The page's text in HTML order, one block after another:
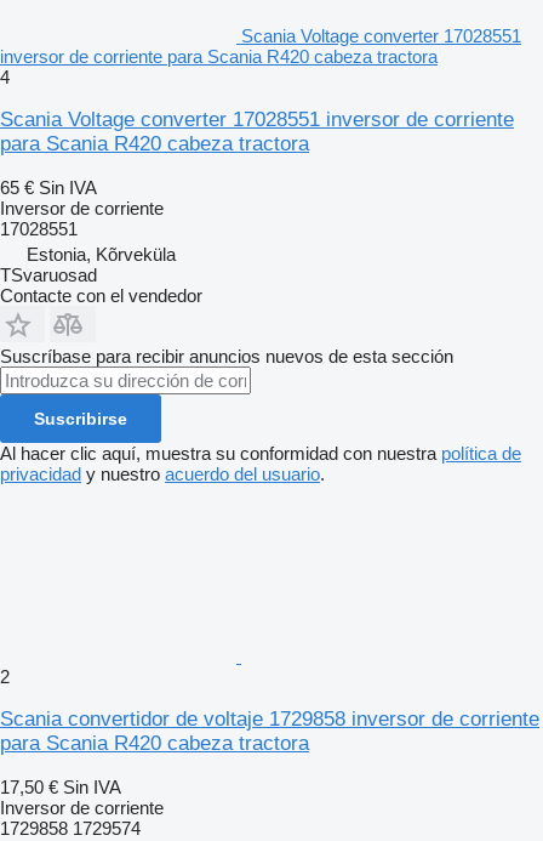
Scania Voltage converter 17028551
inversor de corriente para Scania R420 cabeza tractora
4
Scania Voltage converter 17028551 inversor de corriente
para Scania R420 cabeza tractora
65 € Sin IVA
Inversor de corriente
17028551
Estonia, Kõrveküla
TSvaruosad
Contacte con el vendedor
Suscríbase para recibir anuncios nuevos de esta sección
Suscribirse
Al hacer clic aquí, muestra su conformidad con nuestra política de
privacidad y nuestro acuerdo del usuario.
2
Scania convertidor de voltaje 1729858 inversor de corriente
para Scania R420 cabeza tractora
17,50 € Sin IVA
Inversor de corriente
1729858 1729574